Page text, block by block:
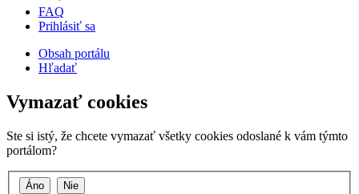
FAQ
Prihlásiť sa
Obsah portálu
Hľadať
Vymazať cookies
Ste si istý, že chcete vymazať všetky cookies odoslané k vám týmto
portálom?